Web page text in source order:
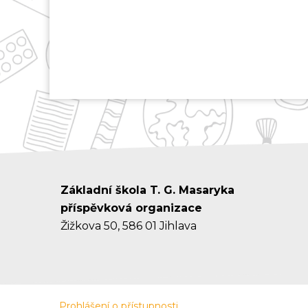
Základní škola T. G. Masaryka
příspěvková organizace
Žižkova 50, 586 01 Jihlava